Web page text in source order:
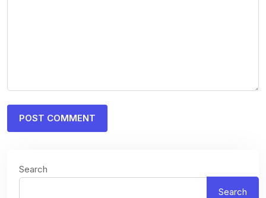
Search
Search